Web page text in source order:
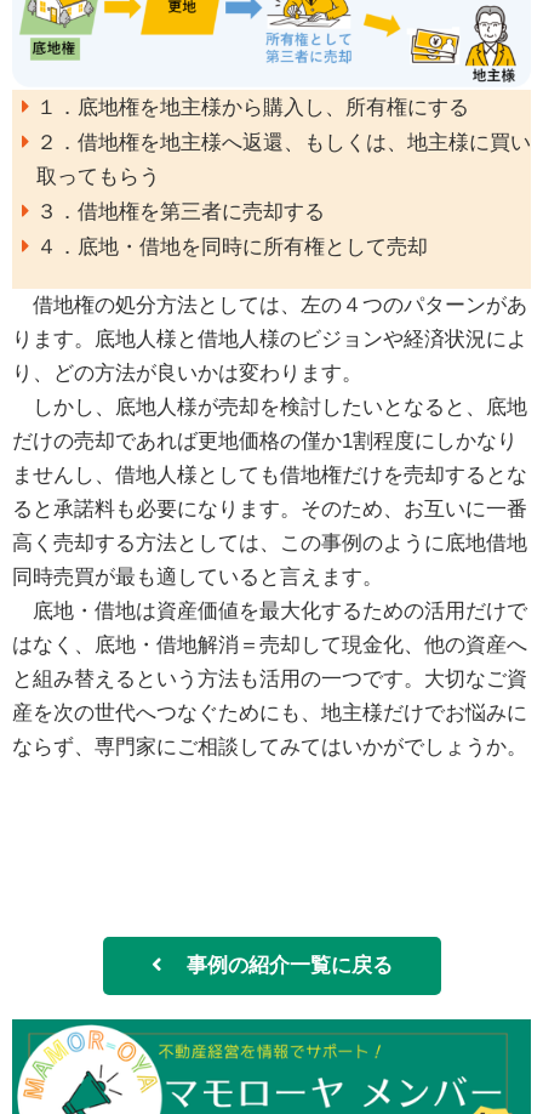
１．底地権を地主様から購入し、所有権にする
２．借地権を地主様へ返還、もしくは、地主様に買い
取ってもらう
３．借地権を第三者に売却する
４．底地・借地を同時に所有権として売却
借地権の処分方法としては、左の４つのパターンがあ
ります。底地人様と借地人様のビジョンや経済状況によ
り、どの方法が良いかは変わります。
しかし、底地人様が売却を検討したいとなると、底地
だけの売却であれば更地価格の僅か1割程度にしかなり
ませんし、借地人様としても借地権だけを売却するとな
ると承諾料も必要になります。そのため、お互いに一番
高く売却する方法としては、この事例のように底地借地
同時売買が最も適していると言えます。
底地・借地は資産価値を最大化するための活用だけで
はなく、底地・借地解消＝売却して現金化、他の資産へ
と組み替えるという方法も活用の一つです。大切なご資
産を次の世代へつなぐためにも、地主様だけでお悩みに
ならず、専門家にご相談してみてはいかがでしょうか。
事例の紹介一覧に戻る